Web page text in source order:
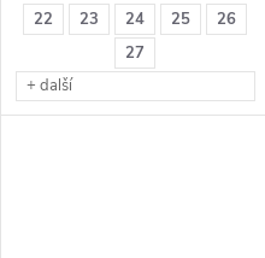
22 23 24 25
26
27
+ další